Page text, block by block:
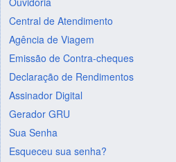
Central de Atendimento
Agência de Viagem
Emissão de Contra-cheques
Declaração de Rendimentos
Assinador Digital
Gerador GRU
Sua Senha
Esqueceu sua senha?